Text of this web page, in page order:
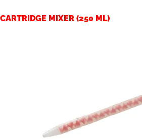
CARTRIDGE MIXER (250 ML)